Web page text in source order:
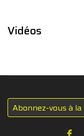
Vidéos
Abonnez-vous à